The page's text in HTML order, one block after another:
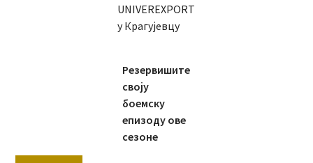
UNIVEREXPORT
у Крагујевцу
Резервишите
своју
боемску
епизоду ове
сезоне